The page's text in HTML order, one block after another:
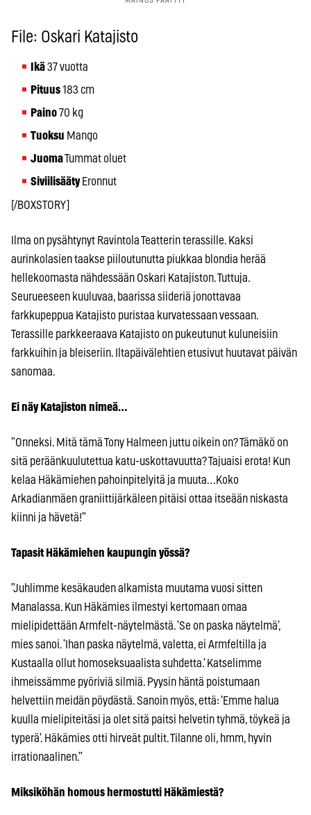
File: Oskari Katajisto
Ikä37 vuotta
Pituus183 cm
Paino70 kg
Tuoksu Mango
JuomaTummat oluet
SiviilisäätyEronnut
[/BOXSTORY]
Ilma on pysähtynyt Ravintola Teatterin terassille. Kaksi
aurinkolasien taakse piiloutunutta piukkaa blondia herää
hellekoomasta nähdessään Oskari Katajiston. Tuttuja.
Seurueeseen kuuluvaa, baarissa siideriä jonottavaa
farkkupeppua Katajisto puristaa kurvatessaan vessaan.
Terassille parkkeeraava Katajisto on pukeutunut kuluneisiin
farkkuihin ja bleiseriin. Iltapäivälehtien etusivut huutavat päivän
sanomaa.
Ei näy Katajiston nimeä…
”Onneksi. Mitä tämä Tony Halmeen juttu oikein on? Tämäkö on
sitä peräänkuulutettua katu-uskottavuutta? Tajuaisi erota! Kun
kelaa Häkämiehen pahoinpitelyitä ja muuta…Koko
Arkadianmäen graniittijärkäleen pitäisi ottaa itseään niskasta
kiinni ja hävetä!”
Tapasit Häkämiehen kaupungin yössä?
”Juhlimme kesäkauden alkamista muutama vuosi sitten
Manalassa. Kun Häkämies ilmestyi kertomaan omaa
mielipidettään Armfelt-näytelmästä. ’Se on paska näytelmä’,
mies sanoi. ’Ihan paska näytelmä, valetta, ei Armfeltilla ja
Kustaalla ollut homoseksuaalista suhdetta.’ Katselimme
ihmeissämme pyöriviä silmiä. Pyysin häntä poistumaan
helvettiin meidän pöydästä. Sanoin myös, että: ’Emme halua
kuulla mielipiteitäsi ja olet sitä paitsi helvetin tyhmä, töykeä ja
typerä’. Häkämies otti hirveät pultit. Tilanne oli, hmm, hyvin
irrationaalinen.”
Miksiköhän homous hermostutti Häkämiestä?